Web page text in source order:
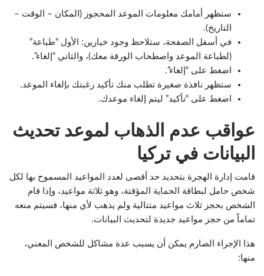
ستظهر أمامك معلومات الموعد المحجوز (المكان – الوقت –
التاريخ).
في أسفل الصفحة، ستلاحظ وجود خيارين: الأول “طباعة”
(لطباعة الموعد واصطحاب الورقة معك)، والثاني “إلغاء”.
اضغط على “إلغاء”.
ستظهر نافذة صغيرة تطلب منك تأكيد رغبتك بإلغاء الموعد.
اضغط على “تأكيد” ليتم إلغاء موعدك.
عواقب عدم الذهاب لموعد تحديث
البيانات في تركيا
قامت إدارة الهجرة بتحديد حد أقصى لعدد المواعيد المسموح بها لكل
شخص حامل لبطاقة الحماية المؤقتة، وهو ثلاثة مواعيد، وإذا قام
الشخص بحجز ثلاث مواعيد متتالية ولم يذهب لأي منها، فسيتم منعه
تماماً من حجز مواعيد جديدة لتحديث البيانات.
هذا الإجراء الصارم يمكن أن يسبب عدة مشاكل للشخص المعني،
منها: